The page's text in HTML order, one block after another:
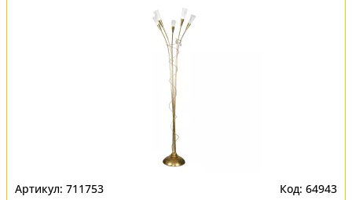
711753 64943